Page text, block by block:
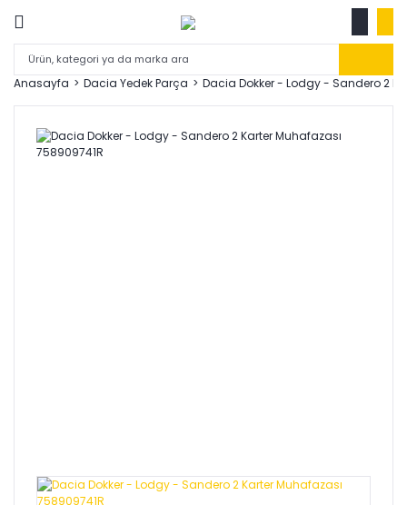
Anasayfa Dacia Yedek Parça Dacia Dokker - Lodgy - Sandero 2